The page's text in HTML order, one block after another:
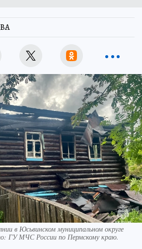
в Юсьвинском муниципальном округе
ГУ МЧС России по Пермскому краю.